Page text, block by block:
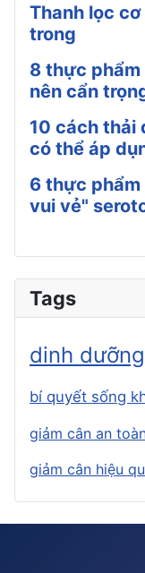
Thanh lọc
trong
8 thực
nên cẩn
10 cách thải
có thể áp
6 thực
vui vẻ"
Tags
dinh dưỡng
bí quyết sống
giảm cân an
giảm cân hiệu